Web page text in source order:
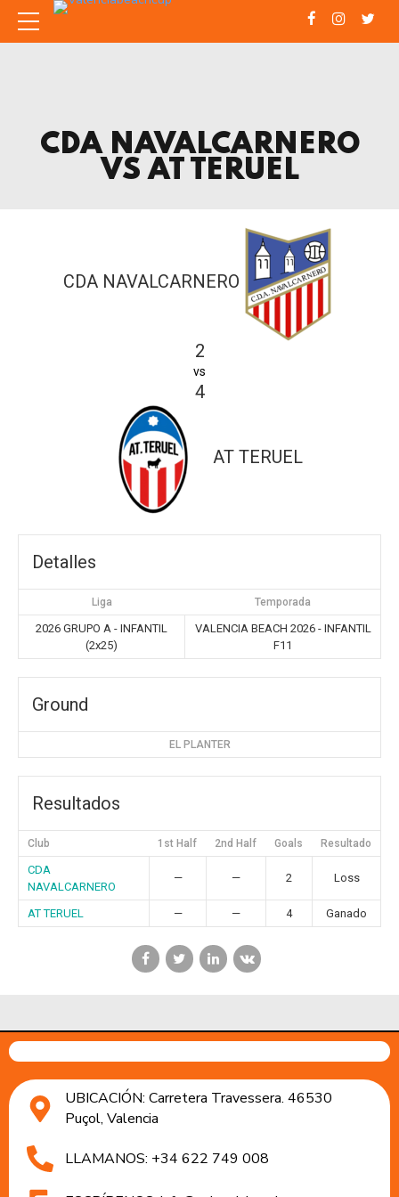
CDA NAVALCARNERO
VS AT TERUEL
CDA NAVALCARNERO
2
vs
4
AT TERUEL
Detalles
Liga Temporada
2026 GRUPO A - INFANTIL
(2x25)
VALENCIA BEACH 2026 - INFANTIL
F11
Ground
EL PLANTER
Resultados
Club 1st Half 2nd Half Goals Resultado
CDA
NAVALCARNERO
— — 2 Loss
AT TERUEL — — 4 Ganado
UBICACIÓN: Carretera Travessera. 46530
Puçol, Valencia
LLAMANOS: +34 622 749 008